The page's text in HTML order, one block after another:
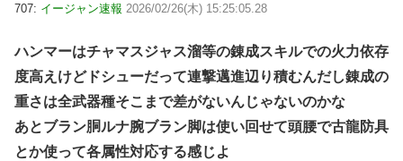
707: イージャン速報 2026/02/26(木) 15:25:05.28
ハンマーはチャマスジャス溜等の錬成スキルでの火力依存
度高えけどドシューだって連撃邁進辺り積むんだし錬成の
重さは全武器種そこまで差がないんじゃないのかな
あとブラン胴ルナ腕ブラン脚は使い回せて頭腰で古龍防具
とか使って各属性対応する感じよ